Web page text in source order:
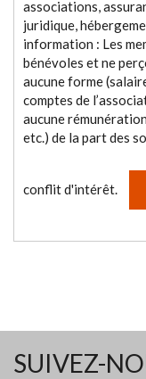
associations,
juridique,
information : Les
bénévoles et ne
aucune forme
comptes de
aucune
etc.) de la part des
conflit d'intérêt.
SUIVEZ-